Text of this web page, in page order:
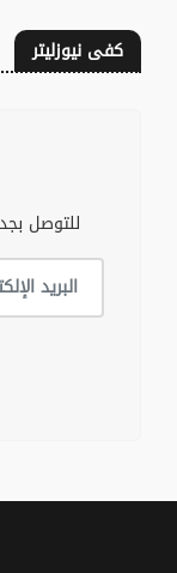
كفى نيوزليتر
للتوصل